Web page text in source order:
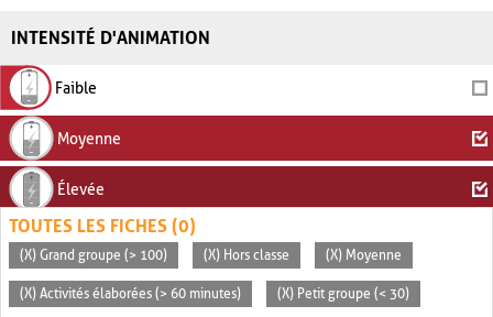
INTENSITÉ D'ANIMATION
Faible
Moyenne
Élevée
TOUTES LES FICHES (0)
(X) Grand groupe (> 100) (X) Hors classe (X) Moyenne
(X) Activités élaborées (> 60 minutes) (X) Petit groupe (< 30)